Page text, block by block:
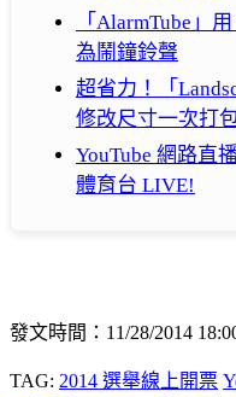
「AlarmTube」
為鬧鐘鈴聲
超省力！「
修改尺寸一次打
YouTube 網路直
體育台 LIVE!
發文時間：11/28/2014
TAG: 2014 選舉線上開票